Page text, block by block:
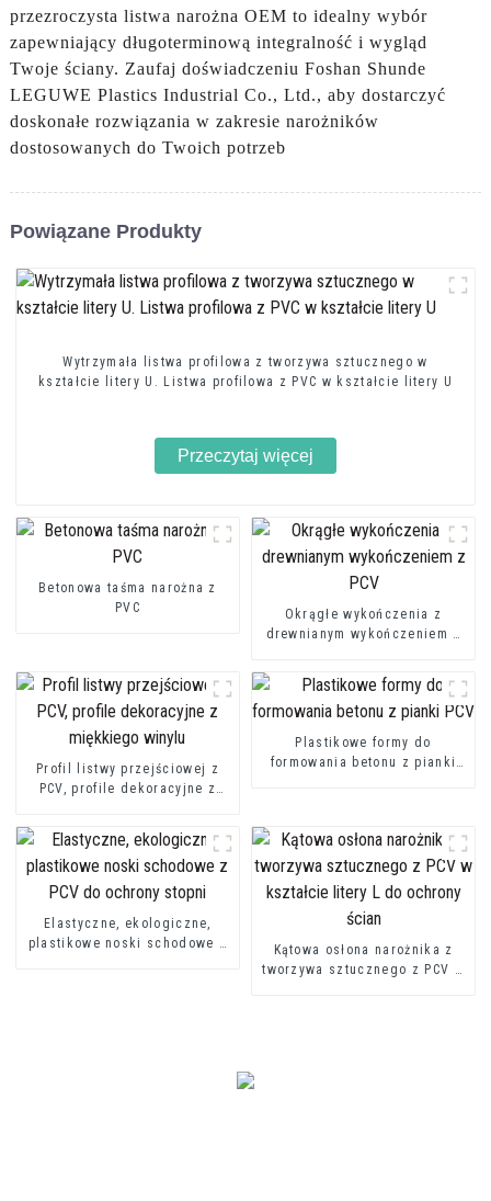
przezroczysta listwa narożna OEM to idealny wybór
zapewniający długoterminową integralność i wygląd
Twoje ściany. Zaufaj doświadczeniu Foshan Shunde
LEGUWE Plastics Industrial Co., Ltd., aby dostarczyć
doskonałe rozwiązania w zakresie narożników
dostosowanych do Twoich potrzeb
Powiązane Produkty
Wytrzymała listwa profilowa z tworzywa sztucznego w
kształcie litery U. Listwa profilowa z PVC w kształcie litery U
Przeczytaj więcej
Betonowa taśma narożna z
PVC
Okrągłe wykończenia z
drewnianym wykończeniem z
Profil listwy przejściowej z
PCV, profile dekoracyjne z
Plastikowe formy do
formowania betonu z pianki
Elastyczne, ekologiczne,
plastikowe noski schodowe z
Kątowa osłona narożnika z
tworzywa sztucznego z PCV w